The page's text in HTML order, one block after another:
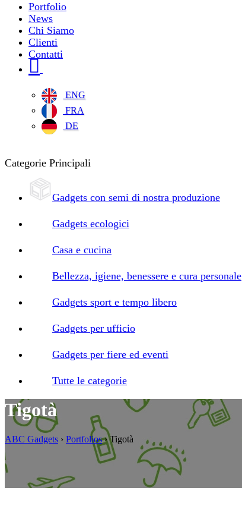
Portfolio
News
Chi Siamo
Clienti
Contatti
ENG
FRA
DE
Categorie Principali
Gadgets con semi di nostra produzione
Gadgets ecologici
Casa e cucina
Bellezza, igiene, benessere e cura personale
Gadgets sport e tempo libero
Gadgets per ufficio
Gadgets per fiere ed eventi
Tutte le categorie
Tigotà
ABC Gadgets › Portfolios › Tigotà